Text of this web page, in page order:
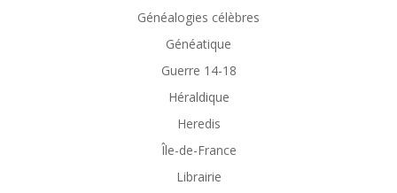
Généalogies célèbres
Généatique
Guerre 14-18
Héraldique
Heredis
Île-de-France
Librairie